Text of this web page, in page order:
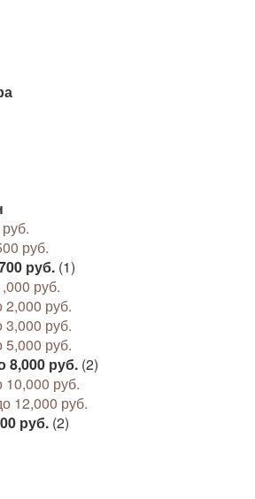
руб.
руб. (1)
руб.
2,000 руб.
3,000 руб.
5,000 руб.
8,000 руб. (2)
10,000 руб.
12,000 руб.
руб. (2)